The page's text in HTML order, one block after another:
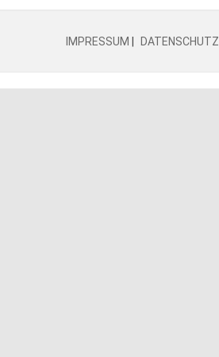
IMPRESSUM DATENSCHUTZ